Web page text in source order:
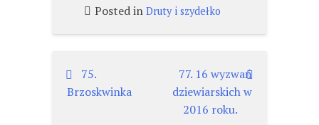
Posted in Druty i szydełko
Nawigacja
wpisu
75.
Brzoskwinka
77. 16 wyzwań
dziewiarskich w
2016 roku.